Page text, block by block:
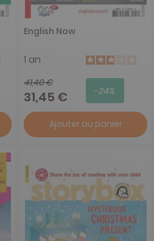
English Now
1 an
41,40 €
31,45 € -24%
Ajouter au panier